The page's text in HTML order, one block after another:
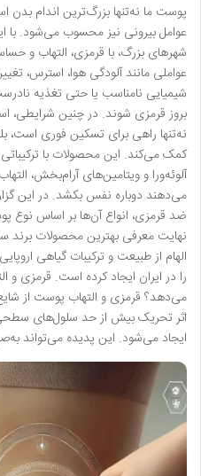
پوست ما نه‌تنها بزرگ‌ترین اندام بدن
عوامل بیرونی نیز محسوب می‌شود. با
شهرهای بزرگ، با قرمزی، التهاب و
عواملی مانند آلودگی هوا، استرس،
شیمیایی نامناسب یا حتی تغذیه
بروز قرمزی شوند. در چنین شرایطی،
نه‌تنها راهی برای تسکین فوری است،
کمک می‌کند. این محصولات با ترکیباتی
آلوئه‌ورا و ویتامین‌های آرام‌بخش،
می‌دهند دوباره نفس بکشد. در این
ضد قرمزی، انواع آن‌ها بر اساس نوع
نهایت معرفی بهترین محصولات برند
الهام از طبیعت و ترکیبات گیاهی
را در ایران ایجاد کرده است. قرمزی
می‌دهد؟ قرمزی و التهاب پوست از
اثر تحریک بیش از حد سلول‌های
ایجاد می‌شود. این پدیده می‌تواند